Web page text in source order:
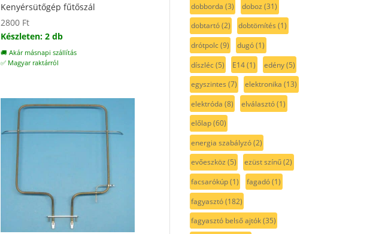
Kenyérsütőgép fűtőszál
2800 Ft
Készleten: 2 db
🚚 Akár másnapi szállítás
✅ Magyar raktárról
dobborda (3) doboz (31)
dobtartó(2) dobtömítés (1)
drótpolc(9) dugó(1)
díszléc(5) E14(1) edény(5)
egyszintes (7) elektronika (13)
elektróda (8) elválasztó(1)
előlap(60)
energia szabályzó(2)
evőeszköz (5) ezüst színű(2)
facsarókúp(1) fagadó(1)
fagyasztó(182)
fagyasztó belső ajtók(35)